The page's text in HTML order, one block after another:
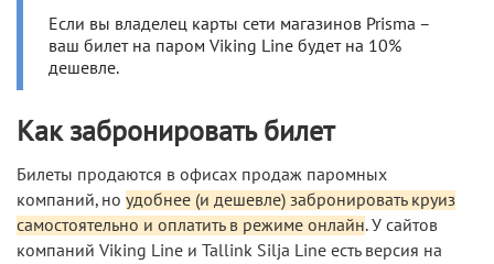
Если вы владелец карты сети магазинов Prisma –
ваш билет на паром Viking Line будет на 10%
дешевле.
Как забронировать билет
Билеты продаются в офисах продаж паромных
компаний, но удобнее (и дешевле) забронировать круиз
самостоятельно и оплатить в режиме онлайн. У сайтов
компаний Viking Line и Tallink Silja Line есть версия на